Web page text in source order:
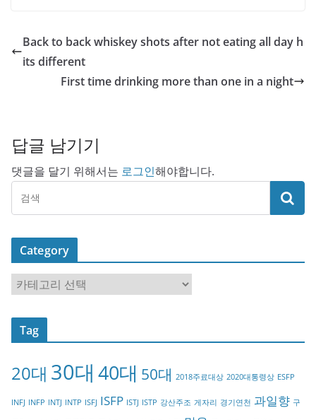
Back to back whiskey shots after not eating all day h
its different
First time drinking more than one in a night
답글 남기기
댓글을 달기 위해서는 로그인해야합니다.
Category
a
t
o
y
Tag
20대 30대 40대 50대 2018주료대상 2020대통령상 ESFP
INFJ INFP INTJ INTP ISFJ ISFP ISTJ ISTP 강산주조 게자리 경기연천 과일향 구